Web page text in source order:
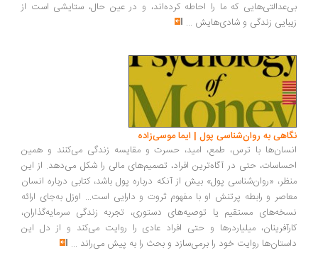
که ما را احاطه کرده‌اند، و در عین حال، ستایشی است از
زندگی و شادی‌هایش...
به روان‌شناسی پول | ایما موسی‌زاده
با ترس، طمع، امید، حسرت و مقایسه زندگی می‌کنند و همین
حتی در آگاه‌ترین افراد، تصمیم‌های مالی را شکل می‌دهد. از این
«روان‌شناسی پول» بیش از آنکه درباره پول باشد، کتابی درباره انسان
و رابطه پرتنش او با مفهوم ثروت و دارایی است... اوزل به‌جای ارائه
مستقیم یا توصیه‌های دستوری، تجربه زندگی سرمایه‌گذاران،
میلیاردرها و حتی افراد عادی را روایت می‌کند و از دل این
روایت خود را برمی‌سازد و بحث را به پیش می‌راند...